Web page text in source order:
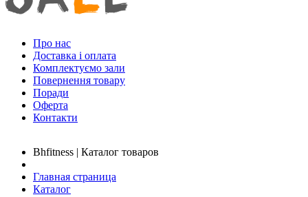
Про нас
Доставка і оплата
Комплектуємо зали
Повернення товару
Поради
Оферта
Контакти
Bhfitness | Каталог товаров
Главная страница
Каталог